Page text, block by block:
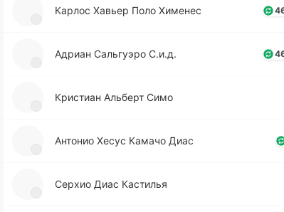
Карлос Хавьер Поло Хи­ме­нес
Адриан Са­льгуэ­ро С.и.д.
Кри­стиан Альберт Симо
Анто­нио Хесус Камачо Диас
Серхио Диас Ка­сти­лья